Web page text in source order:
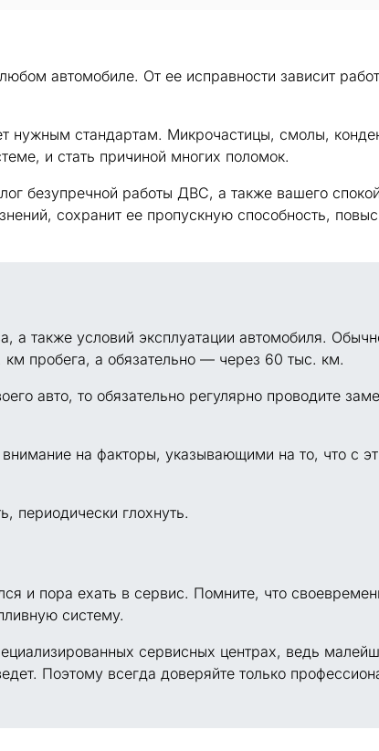
автомобиле. От ее исправности зависит
нужным стандартам. Микрочастицы, смолы,
и стать причиной многих поломок.
безупречной работы ДВС, а также вашего
сохранит ее пропускную способность,
а также условий эксплуатации автомобиля.
пробега, а обязательно — через 60 тыс. км.
авто, то обязательно регулярно проводите
на факторы, указывающими на то, что с
периодически глохнуть.
и пора ехать в сервис. Помните, что
систему.
сервисных центрах, ведь
Поэтому всегда доверяйте только